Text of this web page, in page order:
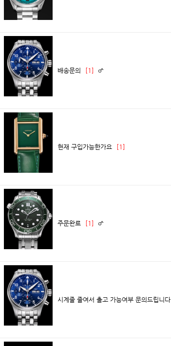
배송문의 [1]
현재 구입가능한가요 [1]
주문완료 [1]
시계줄 줄여서 출고 가능여부 문의드립니다.